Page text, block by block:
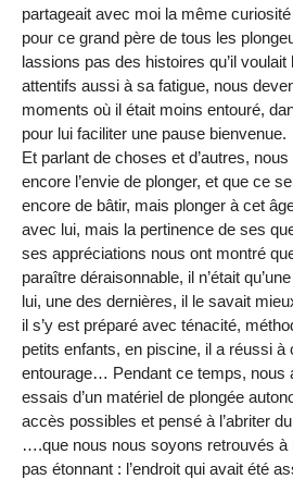
partageait avec moi la même
pour ce grand père de tous les
lassions pas des histoires qu’il
attentifs aussi à sa fatigue, nous
moments où il était moins entouré,
pour lui faciliter une pause bienvenue.
Et parlant de choses et d’autres,
encore l’envie de plonger, et que ce
encore de bâtir, mais plonger à cet
avec lui, mais la pertinence de ses
ses appréciations nous ont montré
paraître déraisonnable, il n’était
lui, une des dernières, il le savait
il s’y est préparé avec ténacité,
petits enfants, en piscine, il a réussi à
entourage… Pendant ce temps, nous
essais d’un matériel de plongée
accès possibles et pensé à l’abriter
….que nous nous soyons retrouvés à
pas étonnant : l’endroit qui avait été